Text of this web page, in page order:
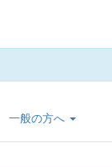
一般の方へ